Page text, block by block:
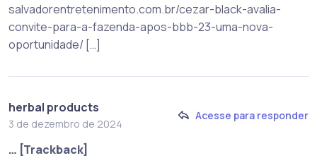
salvadorentretenimento.com.br/cezar-black-avalia-
convite-para-a-fazenda-apos-bbb-23-uma-nova-
oportunidade/ […]
herbal products
3 de dezembro de 2024
Acesse para responder
… [Trackback]